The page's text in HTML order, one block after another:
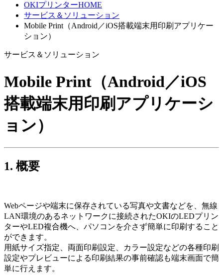
OKIプリンターHOME
サービス＆ソリューション
Mobile Print（Android／iOS搭載端末用印刷アプリケー
ション）
サービス＆ソリューション
Mobile Print（Android／iOS
搭載端末用印刷アプリケーシ
ョン）
1. 概要
Webページや端末に保存されている写真や文書などを、無線
LAN環境のあるネットワークに接続されたOKIのLEDプリン
ターやLED複合機へ、パソコンを介さず簡単に印刷すること
ができます。
用紙サイズ指定、両面印刷設定、カラー設定などの各種印刷
設定やプレビューによる印刷結果の事前確認も端末画面で簡
単に行えます。